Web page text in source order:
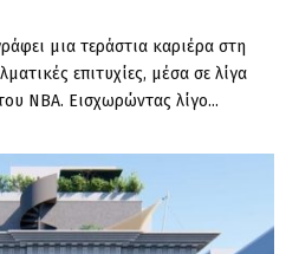
μια τεράστια καριέρα στη
επιτυχίες, μέσα σε λίγα
NBA. Εισχωρώντας λίγο...